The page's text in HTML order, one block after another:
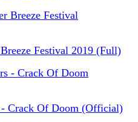
Festival 2019 (Full)
Crack Of Doom (Official)